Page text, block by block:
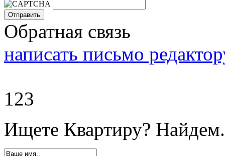
Обратная связь
написать письмо
123
Ищете Квартиру?